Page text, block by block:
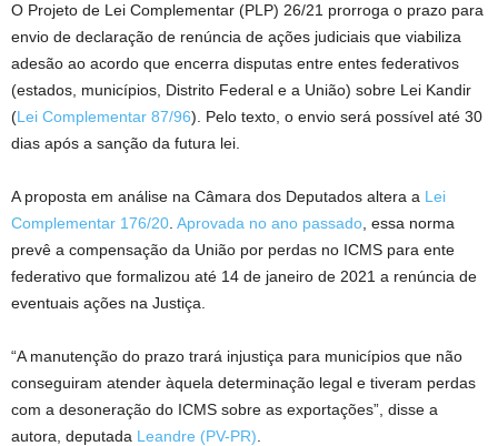
O Projeto de Lei Complementar (PLP) 26/21 prorroga o prazo para
envio de declaração de renúncia de ações judiciais que viabiliza
adesão ao acordo que encerra disputas entre entes federativos
(estados, municípios, Distrito Federal e a União) sobre Lei Kandir
(Lei Complementar 87/96). Pelo texto, o envio será possível até 30
dias após a sanção da futura lei.
A proposta em análise na Câmara dos Deputados altera a Lei
Complementar 176/20 Aprovada no ano passado , essa norma
prevê a compensação da União por perdas no ICMS para ente
federativo que formalizou até 14 de janeiro de 2021 a renúncia de
eventuais ações na Justiça.
“A manutenção do prazo trará injustiça para municípios que não
conseguiram atender àquela determinação legal e tiveram perdas
com a desoneração do ICMS sobre as exportações”, disse a
autora, deputada Leandre (PV-PR)